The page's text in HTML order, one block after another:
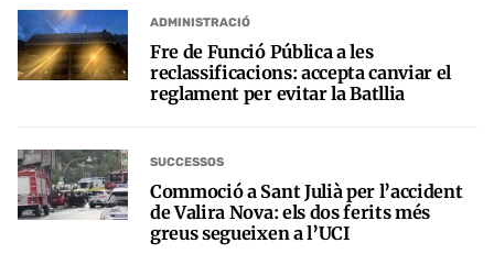
ADMINISTRACIÓ
Fre de Funció Pública a les
reclassificacions: accepta canviar el
reglament per evitar la Batllia
SUCCESSOS
Commoció a Sant Julià per l’accident
de Valira Nova: els dos ferits més
greus segueixen a l’UCI